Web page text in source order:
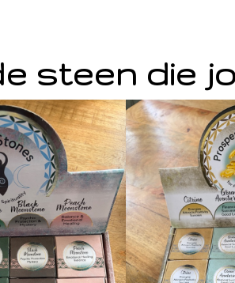
steen die